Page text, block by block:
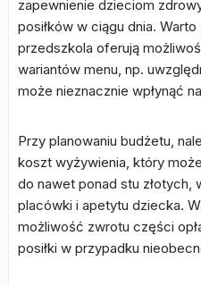
zapewnienie dzieciom
posiłków w ciągu dnia.
przedszkola oferują
wariantów menu, np.
może nieznacznie wpłynąć
Przy planowaniu budżetu,
koszt wyżywienia, który
do nawet ponad stu złotych,
placówki i apetytu dziecka.
możliwość zwrotu części
posiłki w przypadku